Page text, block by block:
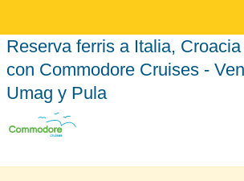
Reserva ferris a Italia, Croacia y Eslovenia
con Commodore Cruises -
Umag y Pula